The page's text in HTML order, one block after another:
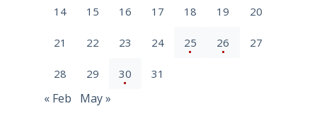
14 15 16 17 18 19 20
21 22 23 24 25 26 27
28 29 30 31
« Feb May »